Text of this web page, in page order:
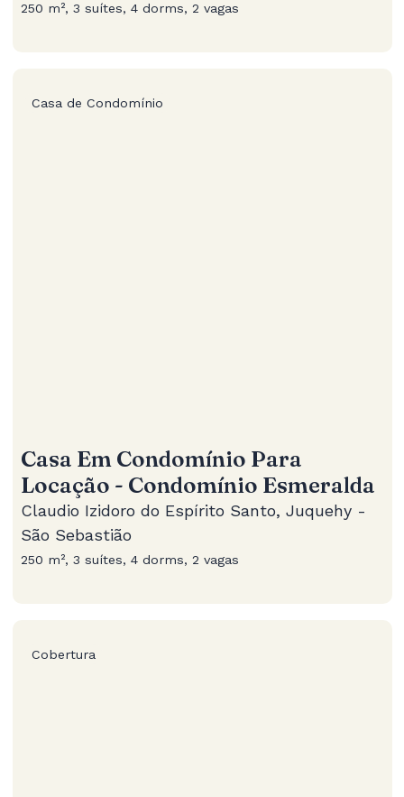
250 m², 3 suítes, 4 dorms, 2 vagas
Casa de Condomínio
Casa Em Condomínio Para
Locação - Condomínio Esmeralda
Claudio Izidoro do Espírito Santo, Juquehy -
São Sebastião
250 m², 3 suítes, 4 dorms, 2 vagas
Cobertura